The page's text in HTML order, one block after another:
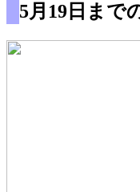
5月19日まで